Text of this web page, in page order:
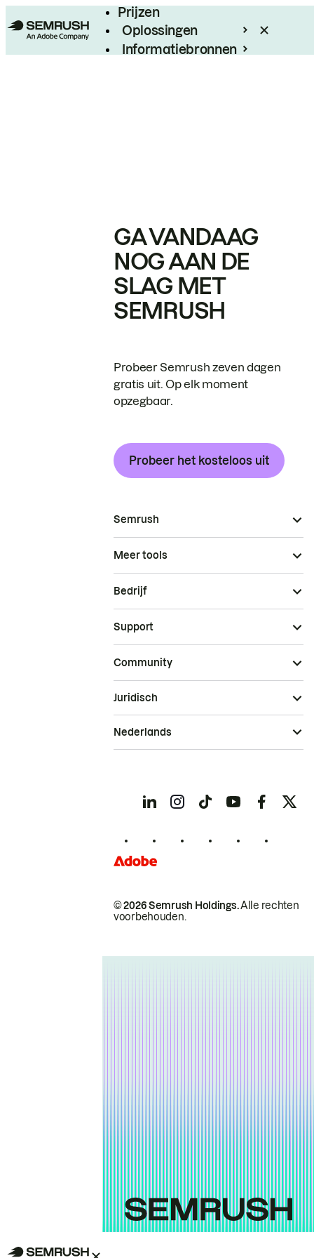
Prijzen
Oplossingen
Informatiebronnen
GA VANDAAG
NOG AAN DE
SLAG MET
SEMRUSH
Probeer Semrush zeven dagen
gratis uit. Op elk moment
opzegbaar.
Probeer het kosteloos uit
Semrush
Meer tools
Bedrijf
Support
Community
© 2026 Semrush Holdings.Alle rechten
voorbehouden.
Juridisch
Nederlands